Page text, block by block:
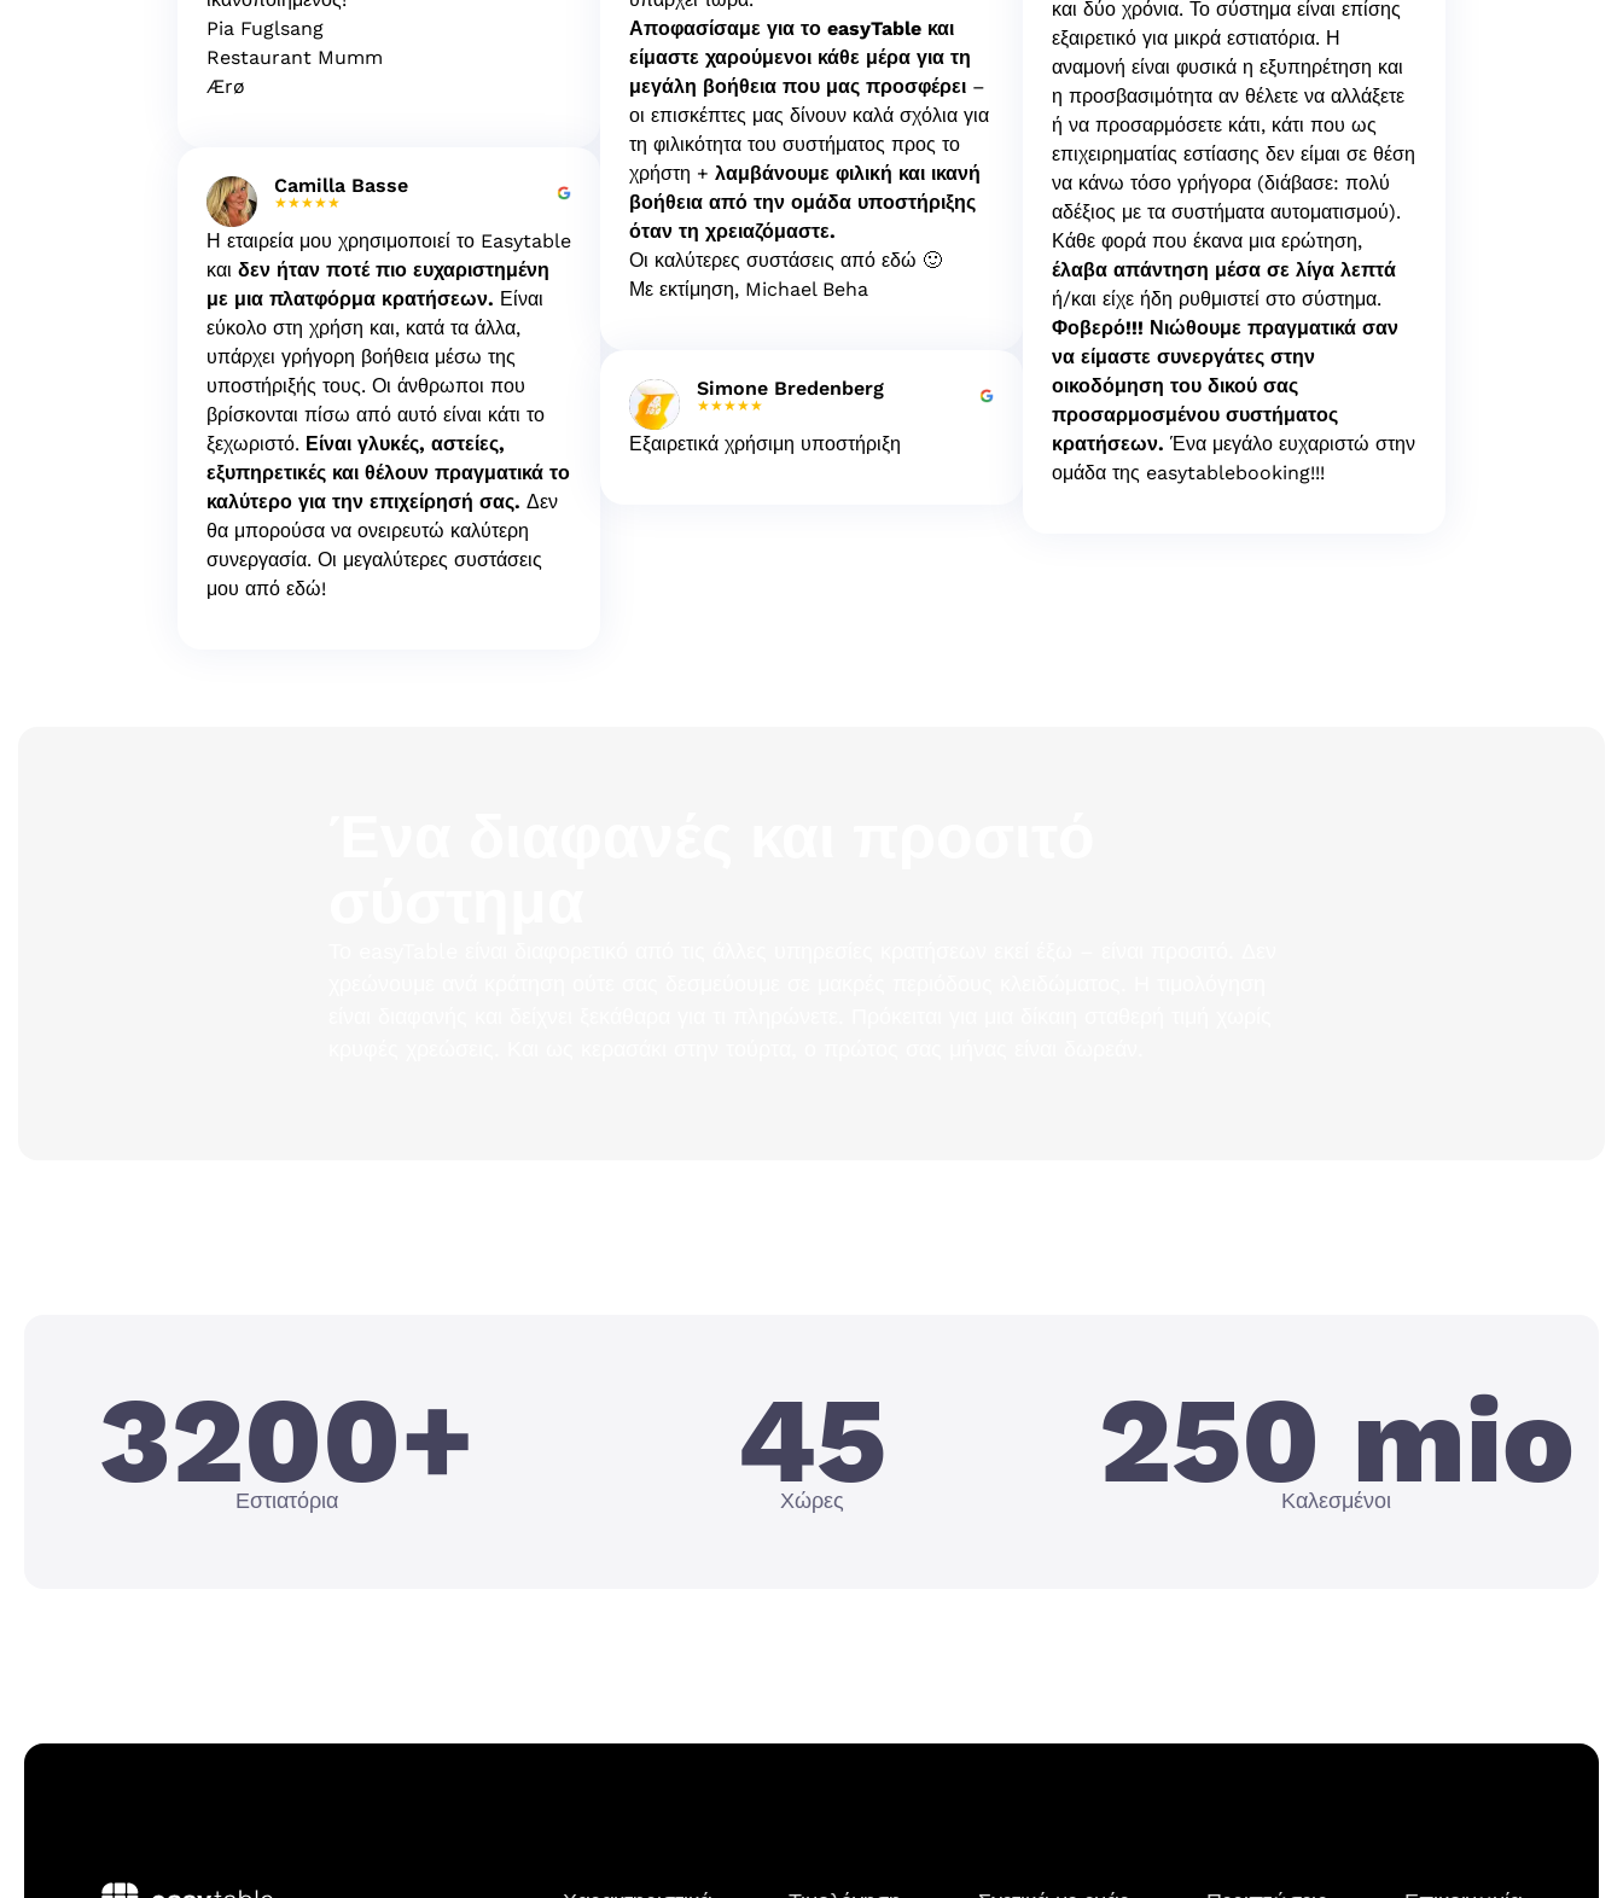
Pia Fuglsang
Restaurant Mumm
Ærø
Camilla Basse
★★★★★
Η εταιρεία μου χρησιμοποιεί το Easytable
και δεν ήταν ποτέ πιο ευχαριστημένη
με μια πλατφόρμα κρατήσεων. Είναι
εύκολο στη χρήση και, κατά τα άλλα,
υπάρχει γρήγορη βοήθεια μέσω της
υποστήριξής τους. Οι άνθρωποι που
βρίσκονται πίσω από αυτό είναι κάτι το
ξεχωριστό. Είναι γλυκές, αστείες,
εξυπηρετικές και θέλουν πραγματικά το
καλύτερο για την επιχείρησή σας. Δεν
θα μπορούσα να ονειρευτώ καλύτερη
συνεργασία. Οι μεγαλύτερες συστάσεις
μου από εδώ!
Αποφασίσαμε για το easyTable και
είμαστε χαρούμενοι κάθε μέρα για τη
μεγάλη βοήθεια που μας προσφέρει –
οι επισκέπτες μας δίνουν καλά σχόλια για
τη φιλικότητα του συστήματος προς το
χρήστη + λαμβάνουμε φιλική και ικανή
βοήθεια από την ομάδα υποστήριξης
όταν τη χρειαζόμαστε.
Οι καλύτερες συστάσεις από εδώ 🙂
Με εκτίμηση, Michael Beha
Simone Bredenberg
★★★★★
Εξαιρετικά χρήσιμη υποστήριξη
και δύο χρόνια. Το σύστημα είναι επίσης
εξαιρετικό για μικρά εστιατόρια. Η
αναμονή είναι φυσικά η εξυπηρέτηση και
η προσβασιμότητα αν θέλετε να αλλάξετε
ή να προσαρμόσετε κάτι, κάτι που ως
επιχειρηματίας εστίασης δεν είμαι σε θέση
να κάνω τόσο γρήγορα (διάβασε: πολύ
αδέξιος με τα συστήματα αυτοματισμού).
Κάθε φορά που έκανα μια ερώτηση,
έλαβα απάντηση μέσα σε λίγα λεπτά
ή/και είχε ήδη ρυθμιστεί στο σύστημα.
Φοβερό!!! Νιώθουμε πραγματικά σαν
να είμαστε συνεργάτες στην
οικοδόμηση του δικού σας
προσαρμοσμένου συστήματος
κρατήσεων. Ένα μεγάλο ευχαριστώ στην
ομάδα της easytablebooking!!!
3200+
Εστιατόρια 45
Χώρες 250 mio
Καλεσμένοι